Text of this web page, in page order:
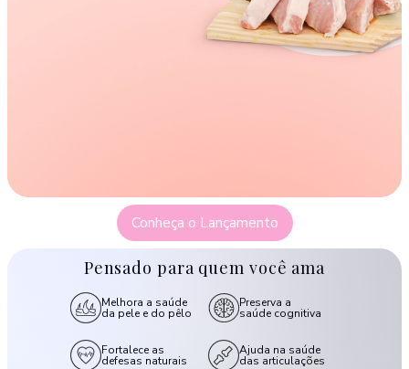
Conheça o Lançamento
Pensado para quem você ama
Melhora a saúde
da pele e do pêlo
Preserva a
saúde cognitiva
Fortalece as
defesas naturais
Ajuda na saúde
das articulações